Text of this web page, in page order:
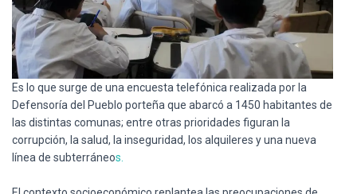
Es lo que surge de una encuesta telefónica realizada por la
Defensoría del Pueblo porteña que abarcó a 1450 habitantes de
las distintas comunas; entre otras prioridades figuran la
corrupción, la salud, la inseguridad, los alquileres y una nueva
línea de subterráneos.